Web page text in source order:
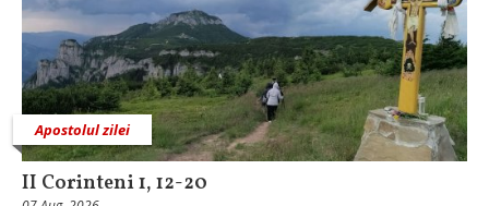
Apostolul zilei
II Corinteni 1, 12-20